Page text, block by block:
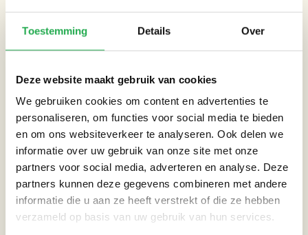
Toestemming Details Over
Deze website maakt gebruik van cookies
We gebruiken cookies om content en advertenties te
personaliseren, om functies voor social media te bieden
en om ons websiteverkeer te analyseren. Ook delen we
informatie over uw gebruik van onze site met onze
partners voor social media, adverteren en analyse. Deze
partners kunnen deze gegevens combineren met andere
informatie die u aan ze heeft verstrekt of die ze hebben
verzameld op basis van uw gebruik van hun services.
Datum:
Tijd: 18:45 - 20:45
Locatie: Plantage Middenlaan 2C Amsterdam
AANMELDEN